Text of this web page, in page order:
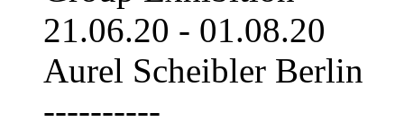
21.06.20 - 01.08.20
Aurel Scheibler Berlin
----------